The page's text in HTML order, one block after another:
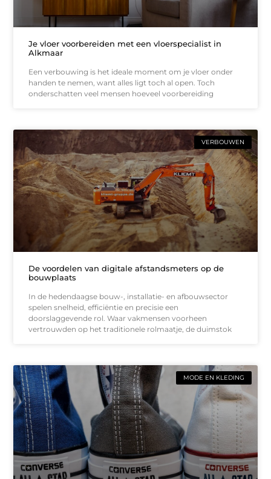
Je vloer voorbereiden met een vloerspecialist in
Alkmaar
Een verbouwing is het ideale moment om je vloer onder
handen te nemen, want alles ligt toch al open. Toch
onderschatten veel mensen hoeveel voorbereiding
VERBOUWEN
De voordelen van digitale afstandsmeters op de
bouwplaats
In de hedendaagse bouw-, installatie- en afbouwsector
spelen snelheid, efficiëntie en precisie een
doorslaggevende rol. Waar vakmensen voorheen
vertrouwden op het traditionele rolmaatje, de duimstok
MODE EN KLEDING